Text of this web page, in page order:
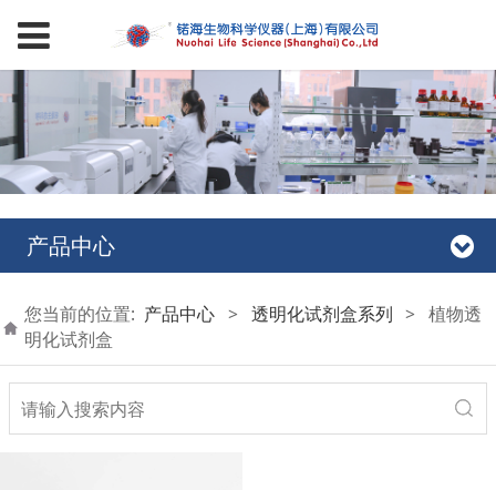
产品中心
您当前的位置: 产品中心 > 透明化试剂盒系列 >
植物透
明化试剂盒